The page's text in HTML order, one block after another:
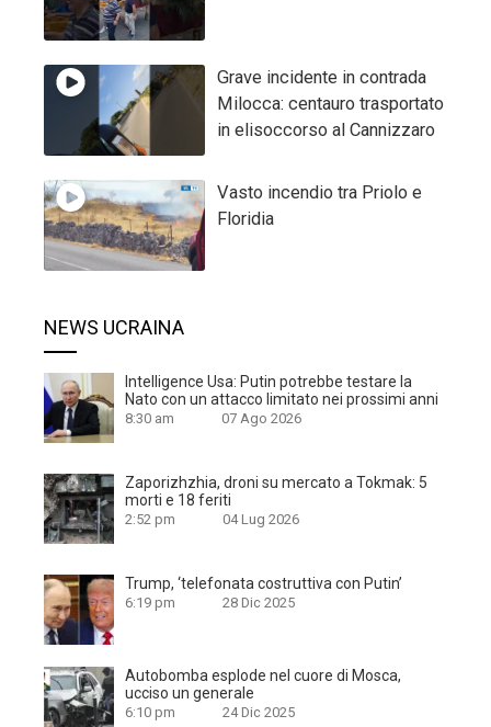
Grave incidente in contrada
Milocca: centauro trasportato
in elisoccorso al Cannizzaro
Vasto incendio tra Priolo e
Floridia
NEWS UCRAINA
Intelligence Usa: Putin potrebbe testare la
Nato con un attacco limitato nei prossimi anni
8:30 am 07 Ago 2026
Zaporizhzhia, droni su mercato a Tokmak: 5
morti e 18 feriti
2:52 pm 04 Lug 2026
Trump, ‘telefonata costruttiva con Putin’
6:19 pm 28 Dic 2025
Autobomba esplode nel cuore di Mosca,
ucciso un generale
6:10 pm 24 Dic 2025